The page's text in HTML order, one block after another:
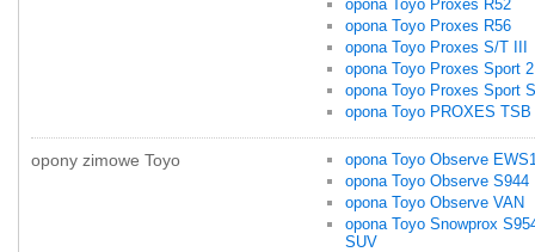
opona Toyo Proxes R52
opona Toyo Proxes R56
opona Toyo Proxes S/T III
opona Toyo Proxes Sport 2
opona Toyo Proxes Sport
opona Toyo PROXES TSB
opony zimowe Toyo
opona Toyo Observe
opona Toyo Observe S944
opona Toyo Observe VAN
opona Toyo Snowprox
SUV